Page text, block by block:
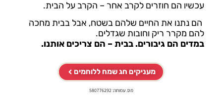
עכשיו הם חוזרים לקרב אחר – הקרב על הבית.
הם נתנו את החיים שלהם בשטח, אבל בבית מחכה
להם מקרר ריק וחובות שגדלים.
במדים הם גיבורים. בבית – הם צריכים אותנו.
מעניקים חג שמח ללוחמים
מס. עמותה: 580776292